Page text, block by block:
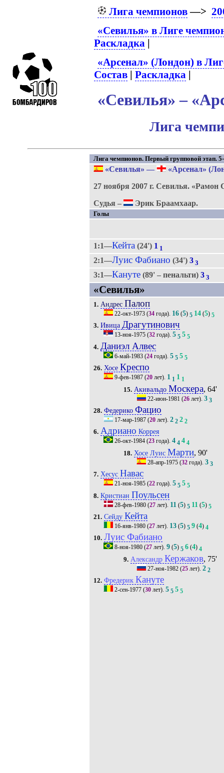
Лига чемпионов—>
«Севилья» в Лиге
Раскладка |
«Арсенал» (Лондон) в
Состав |Раскладка |
«Севилья» –
Лига
Лига чемпионов. Первый групповой этап.
«Севилья» —
«Арсенал»
27 ноября 2007 г. Севилья. «Рамон
Судья –
Эрик Браамхаар.
Голы
1:1—Кейта (24') 1 1
2:1—Луис Фабиано (34') 3 3
3:1—Кануте(89' – пенальти) 3 3
«Севилья»
1. Андрес Палоп
22-окт-1973(34года). 16(5) 5 14(5) 5
3. Ивица Драгутинович
13-ноя-1975(32года). 5 5 5 5
4. Даниэл Алвес
6-май-1983(24года). 5 5 5 5
26. Хосе Креспо
9-фев-1987(20лет). 1 1 1 1
15. Акивальдо Москера, 64'
22-июн-1981 (26 лет).3 3
28. Федерико Фацио
17-мар-1987(20лет). 2 2 2 2
6. Адриано Коррея
26-окт-1984(23года). 4 4 4 4
18. Хосе Луис Марти, 90'
28-апр-1975 (32 года).3 3
7. Хесус Навас
21-ноя-1985(22года). 5 5 5 5
8. Кристиан Поульсен
28-фев-1980(27лет). 11 (5) 5 11 (5) 5
21. Сейду Кейта
16-янв-1980(27лет). 13(5) 5 9(4) 4
10. Луис Фабиано
8-ноя-1980(27лет). 9(5) 5 6(4) 4
9. Александр Кержаков, 75'
27-ноя-1982 (25 лет).2 2
12. Фредерик Кануте
2-сен-1977(30лет). 5 5 5 5